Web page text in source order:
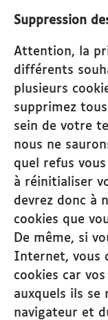
Suppression
Attention, la
différents
plusieurs
supprimez
sein de votre
nous ne
quel refus
à réinitialiser
devrez donc à
cookies que
De même, si
Internet, vous
cookies car
auxquels ils se
navigateur et